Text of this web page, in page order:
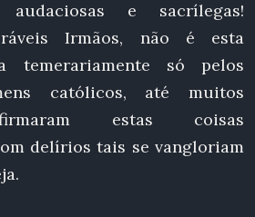
e sacrílegas!
Irmãos, não é esta
temerariamente só pelos
católicos, até muitos
estas coisas
delírios tais se vangloriam